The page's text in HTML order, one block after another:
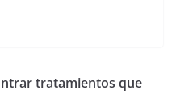
tratamientos que